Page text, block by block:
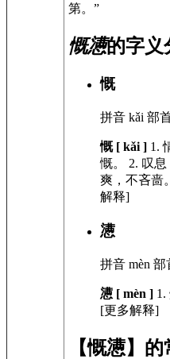
第。”
慨懑的字义
慨
拼音 kǎi 部
慨 [ kǎi ] 1.
慨。
2. 叹息
爽，不吝啬
解释]
懑
拼音 mèn 部
懑 [ mèn ] 1.
[更多解释]
【慨懑】